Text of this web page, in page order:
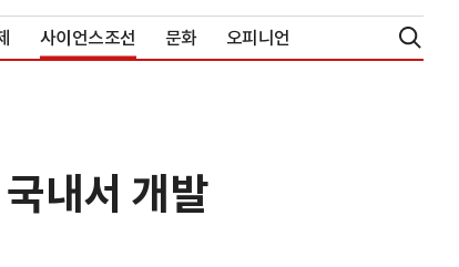
사이언스조선 문화 오피니언
내서 개발